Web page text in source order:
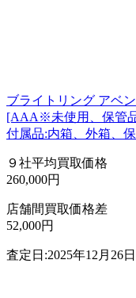
ブライトリング アベ
[AAA※未使用、保管
付属品:内箱、外箱、
９社平均買取価格
260,000円
店舗間買取価格差
52,000円
査定日:2025年12月26日